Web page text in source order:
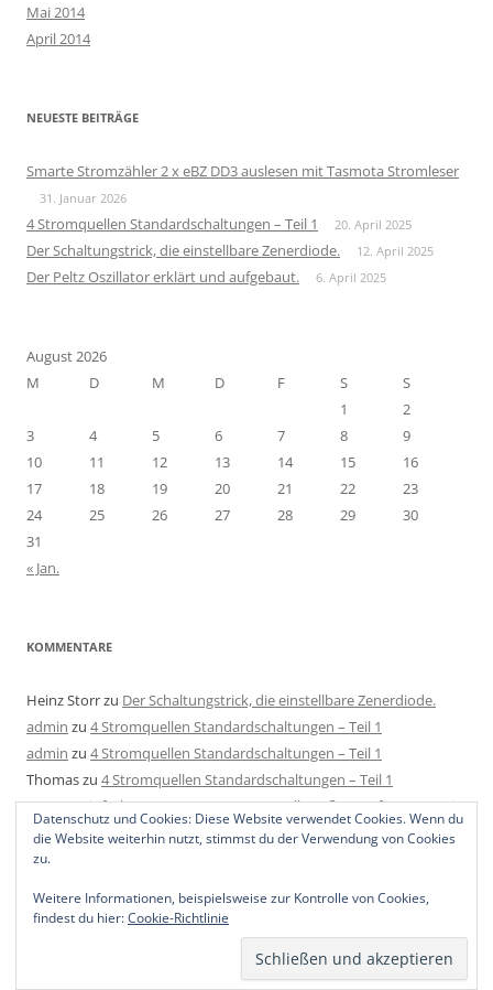
Mai 2014
April 2014
NEUESTE BEITRÄGE
Smarte Stromzähler 2 x eBZ DD3 auslesen mit Tasmota Stromleser
31. Januar 2026
4 Stromquellen Standardschaltungen – Teil 1 20. April 2025
Der Schaltungstrick, die einstellbare Zenerdiode. 12. April 2025
Der Peltz Oszillator erklärt und aufgebaut. 6. April 2025
August 2026
M
D M D F S
S
1
2
3
4 5 6 7 8
9
10
11 12 13 14 15
16
17
18 19 20 21 22
23
24
25 26 27 28 29
30
31
« Jan.
KOMMENTARE
Heinz Storrzu Der Schaltungstrick, die einstellbare Zenerdiode.
admin zu 4 Stromquellen Standardschaltungen – Teil 1
admin zu 4 Stromquellen Standardschaltungen – Teil 1
Thomaszu 4 Stromquellen Standardschaltungen – Teil 1
MatszuEinfache LED Konstantstromquelle aufbauen für 4-40V mit
2 Bauteilen, 1 Regler und 1 Widerstand.
Datenschutz und Cookies: Diese Website verwendet Cookies. Wenn du
die Website weiterhin nutzt, stimmst du der Verwendung von Cookies
zu.
Weitere Informationen, beispielsweise zur Kontrolle von Cookies,
findest du hier:Cookie-Richtlinie